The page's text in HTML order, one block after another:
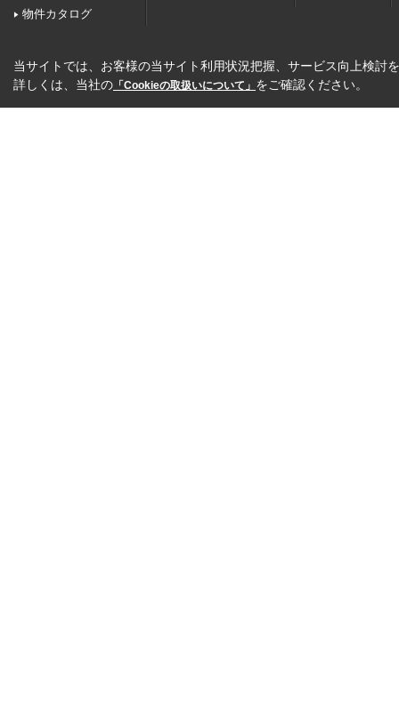
物件カタログ
当サイトでは、お客様の当サイト利用状況把握、サービス向上検討
詳しくは、当社の 「Cookieの取扱いについて」 をご確認ください。